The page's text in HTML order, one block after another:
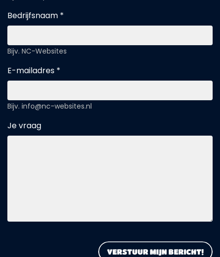
Bedrijfsnaam *
Bijv. NC-Websites
E-mailadres *
Bijv. info@nc-websites.nl
Je vraag
VERSTUUR MIJN BERICHT!